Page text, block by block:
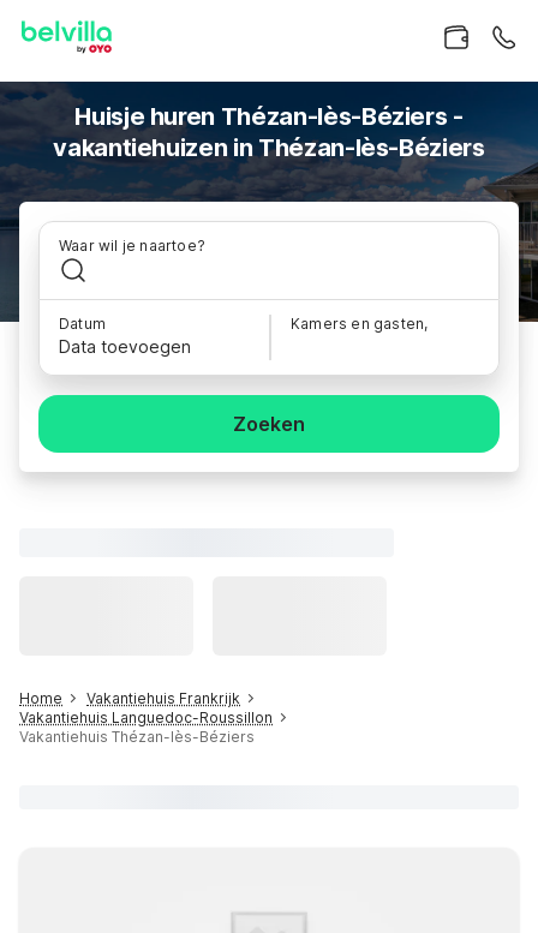
Huisje huren Thézan-lès-Béziers -
vakantiehuizen in Thézan-lès-Béziers
Waar wil je naartoe?
Datum
Data toevoegen
Kamers en gasten,
Zoeken
Home
Vakantiehuis Frankrijk
Vakantiehuis Languedoc-Roussillon
Vakantiehuis Thézan-lès-Béziers